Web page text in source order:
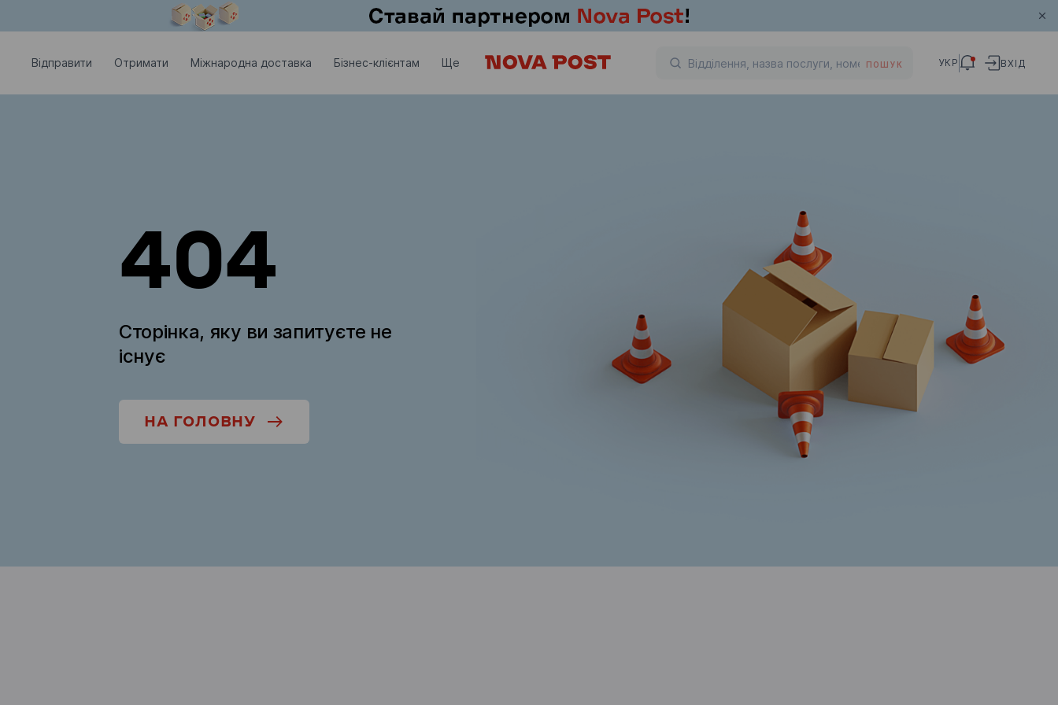
Відправити Отримати Міжнародна доставка Бізнес-клієнтам Ще ПОШУК УКР ВХІД
404
Сторінка, яку ви запитуєте не
існує
НА ГОЛОВНУ